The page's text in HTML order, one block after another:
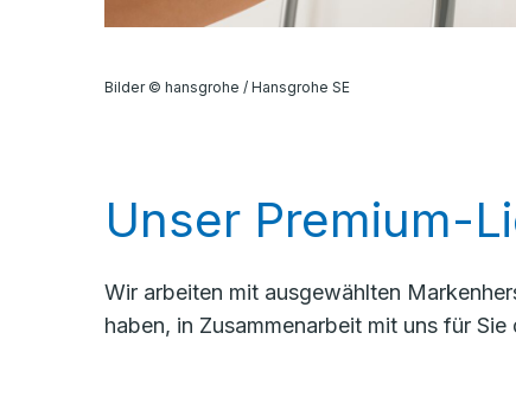
Bilder © hansgrohe / Hansgrohe SE
Unser Premium-
Wir arbeiten mit ausgewählten
haben, in Zusammenarbeit mit uns für